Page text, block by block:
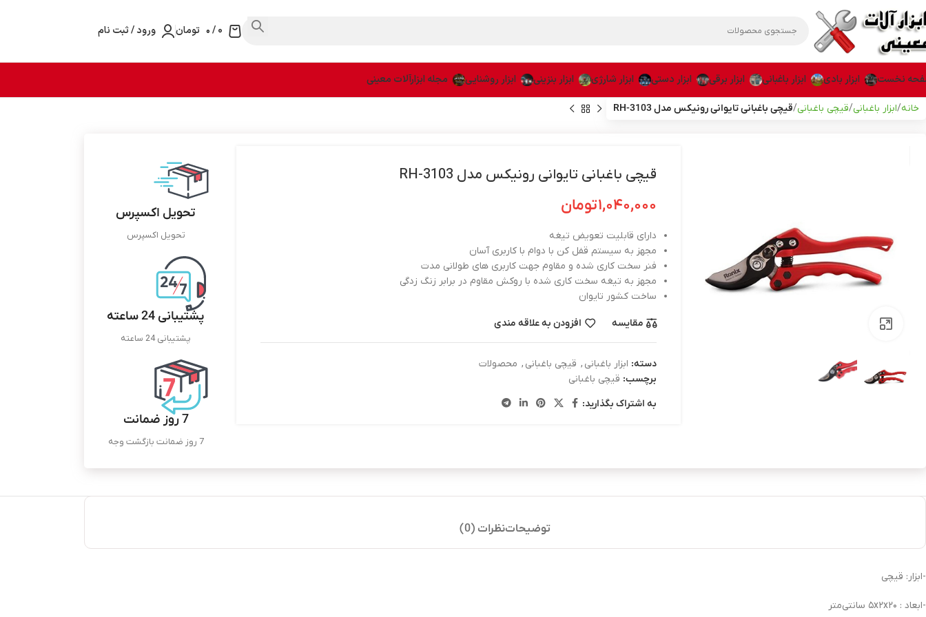
0
/۰ تومان ورود / ثبت نام
نخست ابزار بادی ابزار باغبانی ابزار برقی ابزار دستی ابزار شارژی ابزار بنزینی ابزار روشنایی مجله ابزارآلات معینی
خانه ابزار باغبانی قیچی باغبانی قیچی باغبانی تایوانی رونیکس مدل RH-3103
قیچی باغبانی تایوانی رونیکس مدل RH-3103
۱,۰۴۰,۰۰۰تومان
دارای قابلیت تعویض تیغه
مجهز به سیستم قفل کن با دوام با کاربری آسان
فنر سخت کاری شده و مقاوم جهت کاربری های طولانی مدت
مجهز به تیغه سخت کاری شده با روکش مقاوم در برابر زنگ زدگی
ساخت کشور تایوان
مقایسه افزودن به علاقه مندی
دسته: ابزار باغبانی , قیچی باغبانی , محصولات
برچسب: قیچی باغبانی
به اشتراک بگذارید:
تحویل اکسپرس
تحویل اکسپرس
پشتیبانی 24 ساعته
پشتیبانی 24 ساعته
7 روز ضمانت
7 روز ضمانت بازگشت وجه
توضیحاتنظرات (0)
-ابزار: قیچی
-ابعاد : ۵x۲x۲۰ سانتی‌متر